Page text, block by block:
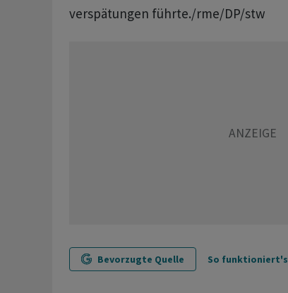
verspätungen führte./rme/DP/stw
Bevorzugte Quelle So funktioniert's